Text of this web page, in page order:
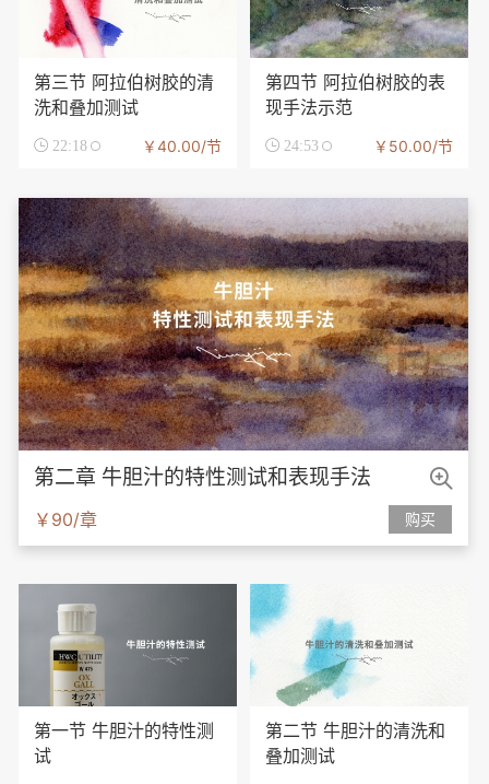
第三节 阿拉伯树胶的清
洗和叠加测试
 22:18 ￥40.00/节
第四节 阿拉伯树胶的表
现手法示范
 24:53 ￥50.00/节
第二章 牛胆汁的特性测试和表现手法
￥90/章 购买

第一节 牛胆汁的特性测
试
第二节 牛胆汁的清洗和
叠加测试